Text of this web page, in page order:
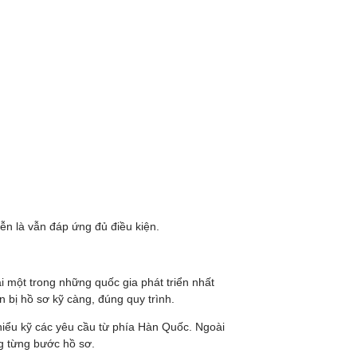
là vẫn đáp ứng đủ điều kiện.
một trong những quốc gia phát triển nhất
bị hồ sơ kỹ càng, đúng quy trình.
kỹ các yêu cầu từ phía Hàn Quốc. Ngoài
từng bước hồ sơ.